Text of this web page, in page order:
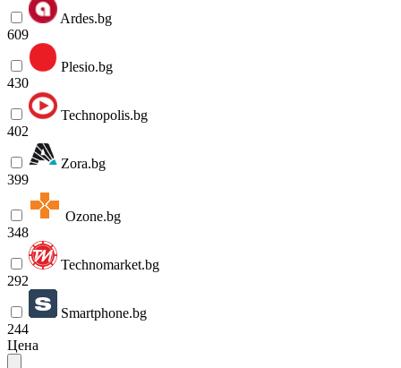
Ardes.bg
609
Plesio.bg
430
Technopolis.bg
402
Zora.bg
399
Ozone.bg
348
Technomarket.bg
292
Smartphone.bg
244
Цена